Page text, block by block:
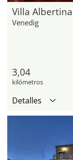
Villa Albertina
Venedig
3,04
kilómetros
Detalles